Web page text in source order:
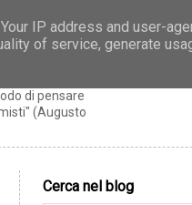
di pensare
(Augusto
Cerca nel blog
IP address and user-
of service, generate